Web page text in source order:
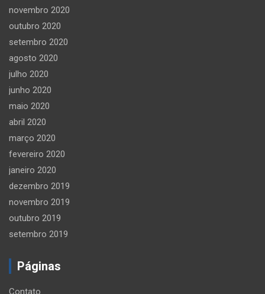
novembro 2020
outubro 2020
setembro 2020
agosto 2020
julho 2020
junho 2020
maio 2020
abril 2020
março 2020
fevereiro 2020
janeiro 2020
dezembro 2019
novembro 2019
outubro 2019
setembro 2019
Páginas
Contato